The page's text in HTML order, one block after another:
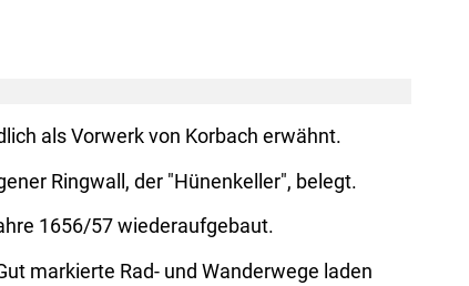
als Vorwerk von Korbach erwähnt.
Ringwall, der "Hünenkeller", belegt.
1656/57 wiederaufgebaut.
markierte Rad- und Wanderwege laden